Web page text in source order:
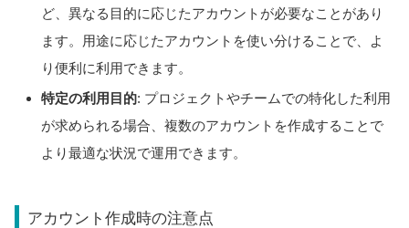
ど、異なる目的に応じたアカウントが必要なことがあり
ます。用途に応じたアカウントを使い分けることで、よ
り便利に利用できます。
特定の利用目的: プロジェクトやチームでの特化した利用
が求められる場合、複数のアカウントを作成することで
より最適な状況で運用できます。
アカウント作成時の注意点